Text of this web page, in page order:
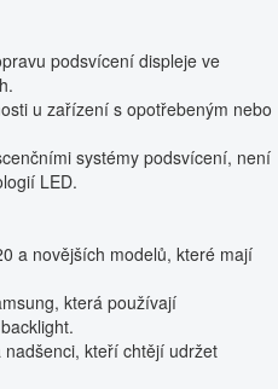
podsvícení displeje ve
u zařízení s opotřebeným nebo
systémy podsvícení, není
LED.
a novějších modelů, které mají
která používají
kteří chtějí udržet